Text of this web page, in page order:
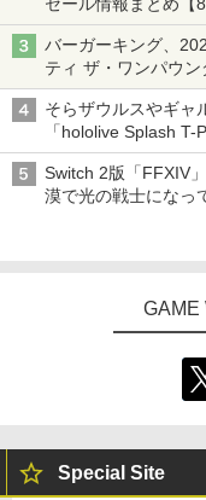
ニンテンドーeショ
バーガーキング、
ティ ザ・ワンパウ
「特製ガーリックマ
そらザウルスやギャ
「hololive Splash T-
ライン販売開始
Switch 2版「FFXIV
漠で光の戦士になっ
GAME
Special Site